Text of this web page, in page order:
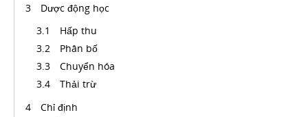
Dược động học
Hấp thu
Phân bố
Chuyển hóa
Thải trừ
Chỉ định